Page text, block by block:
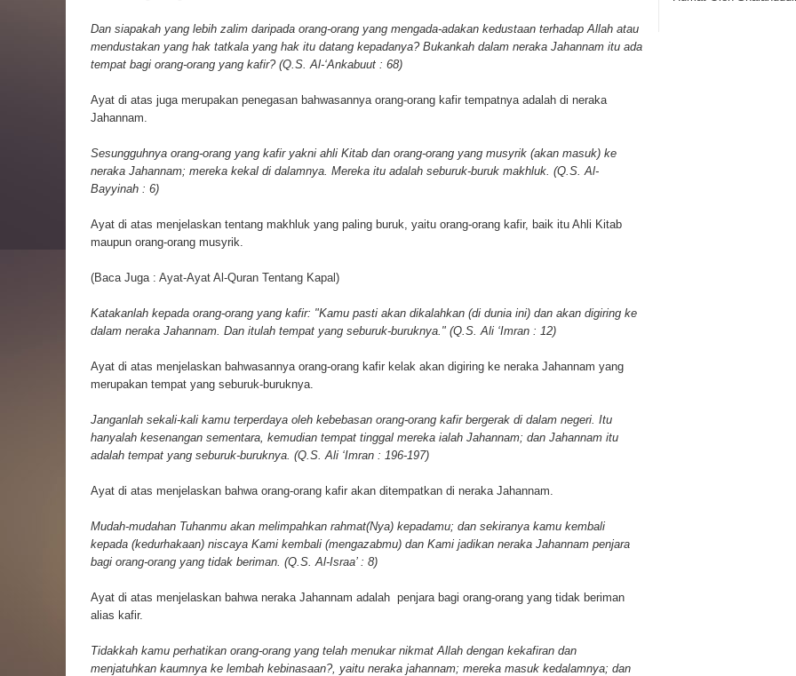
Dan siapakah yang lebih zalim daripada orang-orang yang mengada-adakan kedustaan terhadap Allah atau
mendustakan yang hak tatkala yang hak itu datang kepadanya? Bukankah dalam neraka Jahannam itu ada
tempat bagi orang-orang yang kafir? (Q.S. Al-‘Ankabuut : 68)
Ayat di atas juga merupakan penegasan bahwasannya orang-orang kafir tempatnya adalah di neraka
Jahannam.
Sesungguhnya orang-orang yang kafir yakni ahli Kitab dan orang-orang yang musyrik (akan masuk) ke
neraka Jahannam; mereka kekal di dalamnya. Mereka itu adalah seburuk-buruk makhluk. (Q.S. Al-
Bayyinah : 6)
Ayat di atas menjelaskan tentang makhluk yang paling buruk, yaitu orang-orang kafir, baik itu Ahli Kitab
maupun orang-orang musyrik.
(Baca Juga : Ayat-Ayat Al-Quran Tentang Kapal)
Katakanlah kepada orang-orang yang kafir: "Kamu pasti akan dikalahkan (di dunia ini) dan akan digiring ke
dalam neraka Jahannam. Dan itulah tempat yang seburuk-buruknya." (Q.S. Ali ‘Imran : 12)
Ayat di atas menjelaskan bahwasannya orang-orang kafir kelak akan digiring ke neraka Jahannam yang
merupakan tempat yang seburuk-buruknya.
Janganlah sekali-kali kamu terperdaya oleh kebebasan orang-orang kafir bergerak di dalam negeri. Itu
hanyalah kesenangan sementara, kemudian tempat tinggal mereka ialah Jahannam; dan Jahannam itu
adalah tempat yang seburuk-buruknya. (Q.S. Ali ‘Imran : 196-197)
Ayat di atas menjelaskan bahwa orang-orang kafir akan ditempatkan di neraka Jahannam.
Mudah-mudahan Tuhanmu akan melimpahkan rahmat(Nya) kepadamu; dan sekiranya kamu kembali
kepada (kedurhakaan) niscaya Kami kembali (mengazabmu) dan Kami jadikan neraka Jahannam penjara
bagi orang-orang yang tidak beriman. (Q.S. Al-Israa’ : 8)
Ayat di atas menjelaskan bahwa neraka Jahannam adalah penjara bagi orang-orang yang tidak beriman
alias kafir.
Tidakkah kamu perhatikan orang-orang yang telah menukar nikmat Allah dengan kekafiran dan
menjatuhkan kaumnya ke lembah kebinasaan?, yaitu neraka jahannam; mereka masuk kedalamnya; dan